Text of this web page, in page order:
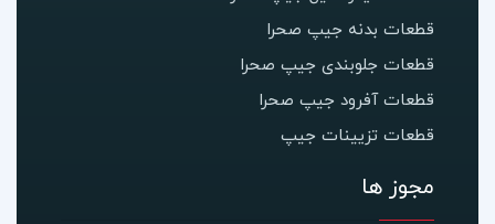
قطعات بدنه جیپ صحرا
قطعات جلوبندی جیپ صحرا
قطعات آفرود جیپ صحرا
قطعات تزیینات جیپ
مجوز ها